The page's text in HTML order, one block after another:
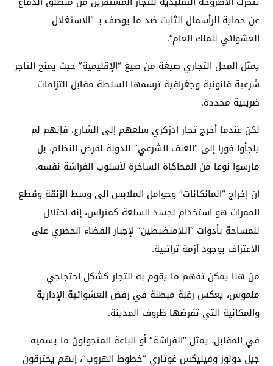
عن حماية الرأسمال الثابت ضد ما يوصف بـ “الاستغلال
العشوائي للملك العام”.
يمثل المحل التجاري صيغة من صيغ “الإقليمية” حيث يمنح التاجر
شرعية قانونية وجغرافية ترسمها السلطة مقابل التزامات
ضريبية محددة.
لكن عندما أخرج تجار إدزكري سلعهم إلى الشارع، فإنهم لم
يلجأوا فورا إلى “العنف الشرعي” للدولة لفرض النظام، بل
مارسوا نوعا من المحاكاة الساخرة لأسلوب الفراشة نفسه.
إن إخراج “المانكانات” وحوامل الملابس إلى وسط الزنقة وقطع
الممرات هو استخدام لجسد السلعة كمتراس، إنه احتلال
للمساحة بأدوات “اللامنضبطين” لإجبار الفضاء الحضري على
الاعتراف بوجود أزمة تراتبية.
من هنا يمكن تفهم ما يقوم به التجار كشكل احتجاجي
ملموس، يعكس رغبة مبطنة في رفض العشوائية الإدارية
والمكانية التي تفرضها ظروف المدينة.
في المقابل، يمثل “الفراشة” أو الباعة المتجولون ما يسميه
جيل دولوز وفيليكس غوتاري “خطوط الهروب”، إنهم يخترقون